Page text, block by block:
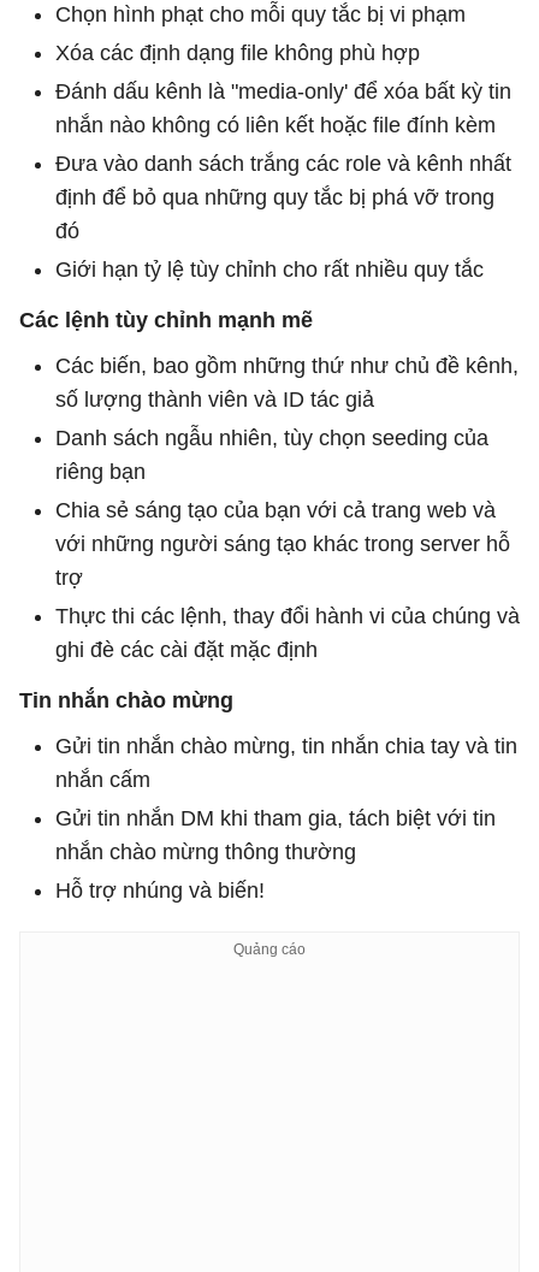
Chọn hình phạt cho mỗi quy tắc bị vi phạm
Xóa các định dạng file không phù hợp
Đánh dấu kênh là "media-only' để xóa bất kỳ tin
nhắn nào không có liên kết hoặc file đính kèm
Đưa vào danh sách trắng các role và kênh nhất
định để bỏ qua những quy tắc bị phá vỡ trong
đó
Giới hạn tỷ lệ tùy chỉnh cho rất nhiều quy tắc
Các lệnh tùy chỉnh mạnh mẽ
Các biến, bao gồm những thứ như chủ đề kênh,
số lượng thành viên và ID tác giả
Danh sách ngẫu nhiên, tùy chọn seeding của
riêng bạn
Chia sẻ sáng tạo của bạn với cả trang web và
với những người sáng tạo khác trong server hỗ
trợ
Thực thi các lệnh, thay đổi hành vi của chúng và
ghi đè các cài đặt mặc định
Tin nhắn chào mừng
Gửi tin nhắn chào mừng, tin nhắn chia tay và tin
nhắn cấm
Gửi tin nhắn DM khi tham gia, tách biệt với tin
nhắn chào mừng thông thường
Hỗ trợ nhúng và biến!